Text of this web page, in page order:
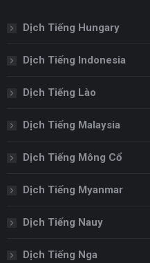
Dịch Tiếng Hungary
Dịch Tiếng Indonesia
Dịch Tiếng Lào
Dịch Tiếng Malaysia
Dịch Tiếng Mông Cổ
Dịch Tiếng Myanmar
Dịch Tiếng Nauy
Dịch Tiếng Nga